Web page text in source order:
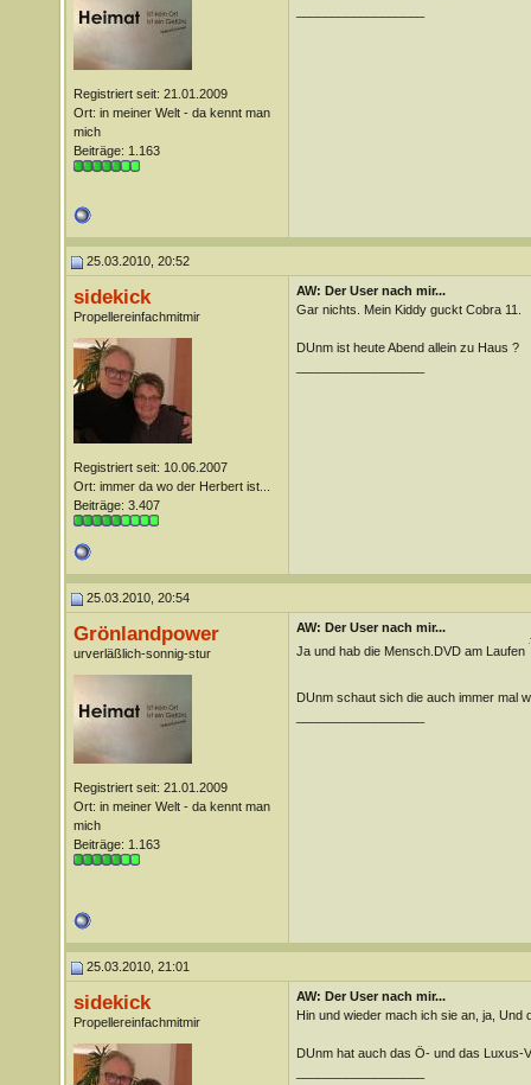
Registriert seit: 21.01.2009
Ort: in meiner Welt - da kennt man
mich
Beiträge: 1.163
25.03.2010, 20:52
sidekick
Propellereinfachmitmir
Registriert seit: 10.06.2007
Ort: immer da wo der Herbert ist...
Beiträge: 3.407
AW: Der User nach mir...
Gar nichts. Mein Kiddy guckt Cobra 11.
DUnm ist heute Abend allein zu Haus ?
25.03.2010, 20:54
Grönlandpower
urverläßlich-sonnig-stur
Registriert seit: 21.01.2009
Ort: in meiner Welt - da kennt man
mich
Beiträge: 1.163
AW: Der User nach mir...
Ja und hab die Mensch.DVD am Laufen
DUnm schaut sich die auch immer mal
25.03.2010, 21:01
sidekick
Propellereinfachmitmir
AW: Der User nach mir...
Hin und wieder mach ich sie an, ja, Und
DUnm hat auch das Ö- und das Luxus-